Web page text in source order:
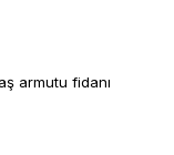
armutu fidanı